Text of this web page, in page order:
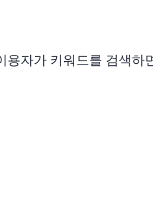
자가 키워드를 검색하